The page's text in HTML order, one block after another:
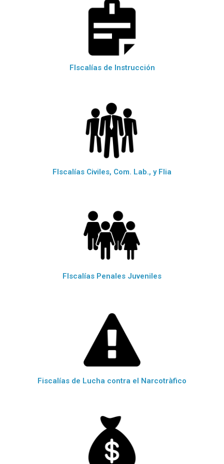
FIscalías de Instrucción
FIscalías Civiles, Com. Lab., y Flia
FIscalías Penales Juveniles
Fiscalías de Lucha contra el Narcotràfico